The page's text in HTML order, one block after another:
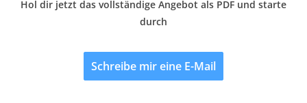
Hol dir jetzt das vollständige Angebot als PDF und starte
durch
Schreibe mir eine E-Mail